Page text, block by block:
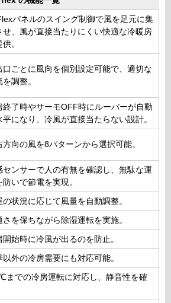
パネルのスイング制御で風を足元に集
せ、風が直接当たりにくい快適な冷暖房
。
口ごとに風向を個別設定可能で、適切な
調整。
終了時やサーモOFF時にルーバーが自動
平になり、冷風が直接当たらない設計。
方向の風を8パターンから選択可能。
センサーで人の有無を確認し、無駄な運
防いで節電を実現。
の状況に応じて風量を自動調整。
さを保ちながら除湿運転を実施。
開始時に冷風が出るのを防止。
以外の冷房需要にも対応可能。
までの冷房運転に対応し、静音性を確